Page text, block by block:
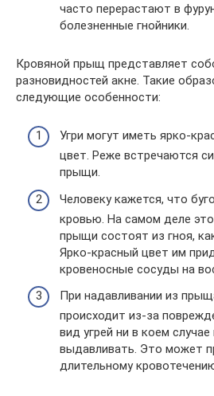
часто перерастают в
болезненные гнойники.
Кровяной прыщ представляет
разновидностей акне. Такие
следующие особенности:
Угри могут иметь ярко-
цвет. Реже встречаются
прыщи.
Человеку кажется, что
кровью. На самом деле
прыщи состоят из гноя,
Ярко-красный цвет им
кровеносные сосуды на
При надавливании из
происходит из-за
вид угрей ни в коем
выдавливать. Это может
длительному